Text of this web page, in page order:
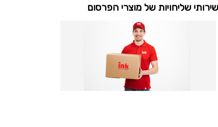
שירותי שליחויות של מוצרי הפרסום